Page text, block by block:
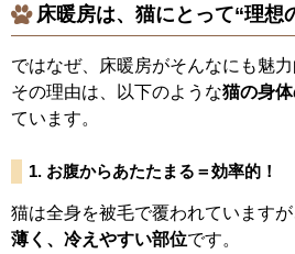
床暖房は、猫にとって“理想
ではなぜ、床暖房がそんなにも魅
その理由は、以下のような猫の身
ています。
1. お腹からあたたまる＝効率的！
猫は全身を被毛で覆われていますが
薄く、冷えやすい部位です。